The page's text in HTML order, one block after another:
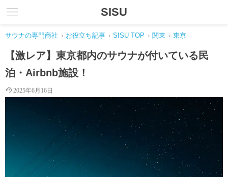
SISU
サウナの専門商社 › お役立ち記事 › SISU TOP › 関東 › 東京
【激レア】東京都内のサウナが付いている民
泊・Airbnb施設！
2025年6月16日